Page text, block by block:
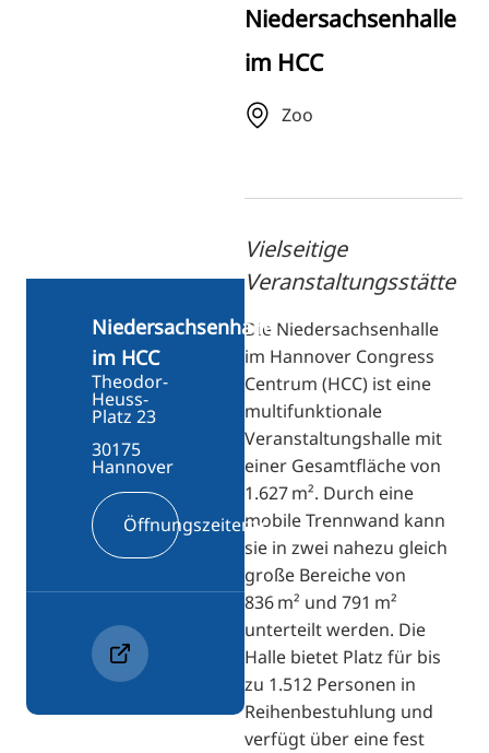
JA
Niedersachsenhalle
im HCC
Zoo
Vielseitige
Veranstaltungsstätte
Die Niedersachsenhalle
im Hannover Congress
Centrum (HCC) ist eine
multifunktionale
Veranstaltungshalle mit
einer Gesamtfläche von
1.627 m². Durch eine
mobile Trennwand kann
sie in zwei nahezu gleich
große Bereiche von
836 m² und 791 m²
unterteilt werden. Die
Halle bietet Platz für bis
zu 1.512 Personen in
Reihenbestuhlung und
verfügt über eine fest
Niedersachsenhalle
im HCC
Theodor-
Heuss-
Platz 23
30175
Hannover
Öffnungszeiten